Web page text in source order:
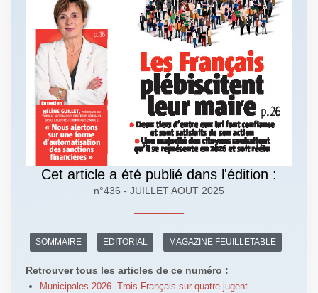
Cet article a été publié dans l'édition :
n°436 - JUILLET AOUT 2025
SOMMAIRE EDITORIAL MAGAZINE FEUILLETABLE
Retrouver tous les articles de ce numéro :
Municipales 2026. Trois Français sur quatre jugent